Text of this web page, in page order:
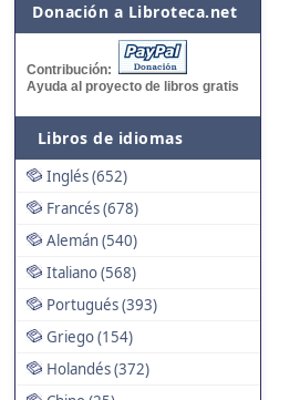
Donación a Libroteca.net
Contribución:
Ayuda al proyecto de libros gratis
Libros de idiomas
Inglés (652)
Francés (678)
Alemán (540)
Italiano (568)
Portugués (393)
Griego (154)
Holandés (372)